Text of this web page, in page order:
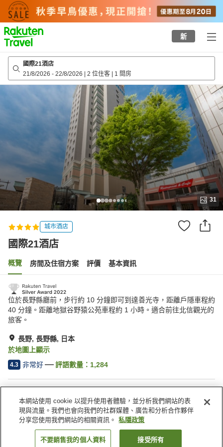
to
top
page
新
國際21酒店
21/8/2026 - 22/8/2026 | 2 位住客 | 1 間房
31
城市酒店
國際21酒店
概覽 房間及住宿方案 評價 基本資訊
位於長野縣廳前，步行約 10 分鐘即可到達善光寺，距離戶隱車程約
40 分鐘。距離地獄谷野猿公苑車程約 1 小時。適合前往北信觀光的
旅客。
長野, 長野縣, 日本
於地圖上顯示
4.3 非常好 評語數量： 1,284
停車場
岩盤浴
水療/美容院
餐廳
日本 長野縣 長野 國際21酒店
找客房
本網站使用 cookie 以提升使用者體驗，並分析我們網站的表
現與流量。我們也會向我們的社群媒體、廣告和分析合作夥伴
分享您使用我們網站的相關資訊。
私隱政策
不要銷售我的個人資料 接受所有